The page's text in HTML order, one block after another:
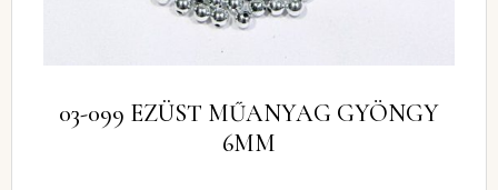
03-099 EZÜST MŰANYAG GYÖNGY
6MM